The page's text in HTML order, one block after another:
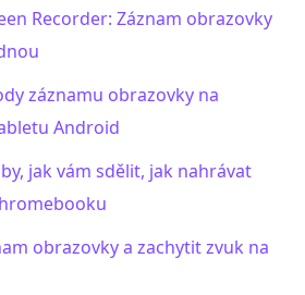
Recorder: Záznam obrazovky
záznamu obrazovky na
Android
jak vám sdělit, jak nahrávat
obrazovky a zachytit zvuk na